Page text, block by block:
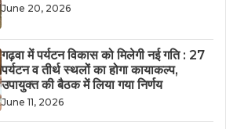
June 20, 2026
गढ़वा में पर्यटन विकास को मिलेगी नई गति : 27
पर्यटन व तीर्थ स्थलों का होगा कायाकल्प,
उपायुक्त की बैठक में लिया गया निर्णय
June 11, 2026